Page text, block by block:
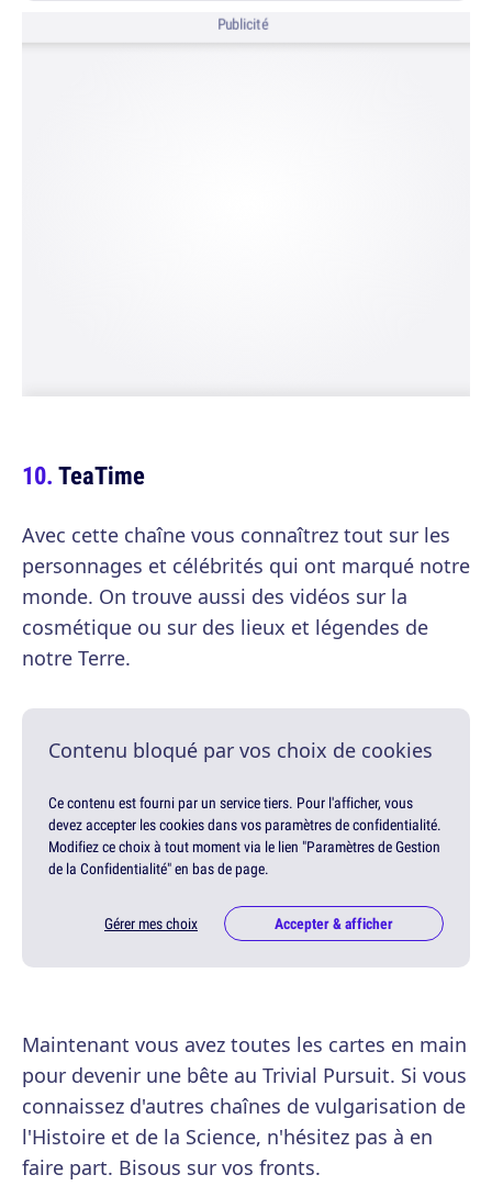
Publicité
TeaTime
Avec cette chaîne vous connaîtrez tout sur les
personnages et célébrités qui ont marqué notre
monde. On trouve aussi des vidéos sur la
cosmétique ou sur des lieux et légendes de
notre Terre.
Contenu bloqué par vos choix de cookies
Ce contenu est fourni par un service tiers. Pour l'afficher, vous
devez accepter les cookies dans vos paramètres de confidentialité.
Modifiez ce choix à tout moment via le lien "Paramètres de Gestion
de la Confidentialité" en bas de page.
Gérer mes choix Accepter & afficher
Maintenant vous avez toutes les cartes en main
pour devenir une bête au Trivial Pursuit. Si vous
connaissez d'autres chaînes de vulgarisation de
l'Histoire et de la Science, n'hésitez pas à en
faire part. Bisous sur vos fronts.